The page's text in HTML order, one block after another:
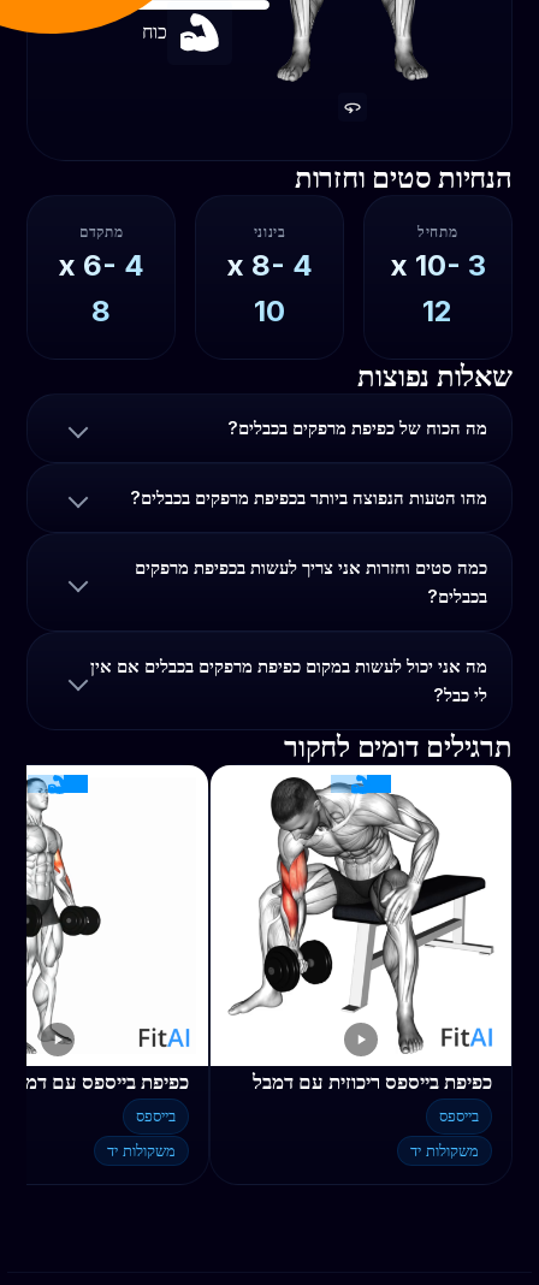
כוח
הנחיות סטים וחזרות
מתחיל
3
10-
12
בינוני
4
8-
10
מתקדם
4
6-
8
שאלות נפוצות
מה הכוח של כפיפת מרפקים בכבלים?
מהו הטעות הנפוצה ביותר בכפיפת מרפקים בכבלים?
כמה סטים וחזרות אני צריך לעשות בכפיפת מרפקים
בכבלים?
מה אני יכול לעשות במקום כפיפת מרפקים בכבלים אם אין
לי כבל?
תרגילים דומים לחקור
כפיפת בייספס ריכוזית עם דמבל
בייספס
משקולות יד
כפיפת בייספס עם
בייספס
משקולות יד